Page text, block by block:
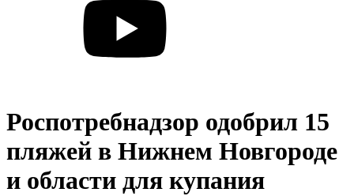
Роспотребнадзор одобрил 15
пляжей в Нижнем Новгороде
и области для купания